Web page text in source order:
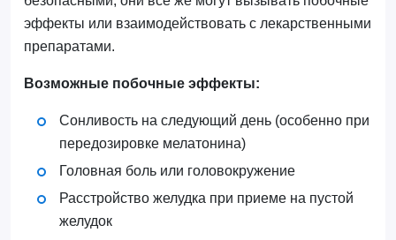
эффекты или взаимодействовать с лекарственными
препаратами.
Возможные побочные эффекты:
Сонливость на следующий день (особенно при
передозировке мелатонина)
Головная боль или головокружение
Расстройство желудка при приеме на пустой
желудок